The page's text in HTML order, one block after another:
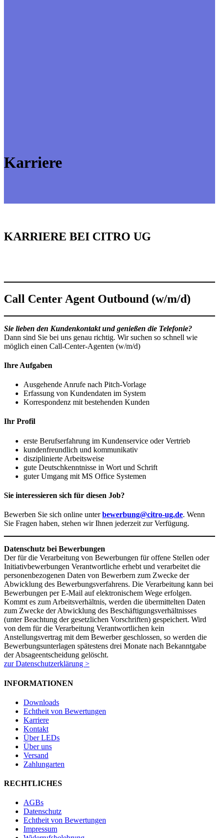
Karriere
KARRIERE BEI CITRO UG
Call Center Agent Outbound (w/m/d)
Sie lieben den Kundenkontakt und genießen die Telefonie?
Dann sind Sie bei uns genau richtig. Wir suchen so schnell wie
möglich einen Call-Center-Agenten (w/m/d)
Ihre Aufgaben
Ausgehende Anrufe nach Pitch-Vorlage
Erfassung von Kundendaten im System
Korrespondenz mit bestehenden Kunden
Ihr Profil
erste Berufserfahrung im Kundenservice oder Vertrieb
kundenfreundlich und kommunikativ
disziplinierte Arbeitsweise
gute Deutschkenntnisse in Wort und Schrift
guter Umgang mit MS Office Systemen
Sie interessieren sich für diesen Job?
Bewerben Sie sich online unterbewerbung@citro-ug.de. Wenn
Sie Fragen haben, stehen wir Ihnen jederzeit zur Verfügung.
Datenschutz bei Bewerbungen
Der für die Verarbeitung von Bewerbungen für offene Stellen oder
Initiativbewerbungen Verantwortliche erhebt und verarbeitet die
personenbezogenen Daten von Bewerbern zum Zwecke der
Abwicklung des Bewerbungsverfahrens. Die Verarbeitung kann bei
Bewerbungen per E-Mail auf elektronischem Wege erfolgen.
Kommt es zum Arbeitsverhältnis, werden die übermittelten Daten
zum Zwecke der Abwicklung des Beschäftigungsverhältnisses
(unter Beachtung der gesetzlichen Vorschriften) gespeichert. Wird
von dem für die Verarbeitung Verantwortlichen kein
Anstellungsvertrag mit dem Bewerber geschlossen, so werden die
Bewerbungsunterlagen spätestens drei Monate nach Bekanntgabe
der Absageentscheidung gelöscht.
zur Datenschutzerklärung >
INFORMATIONEN
Downloads
Echtheit von Bewertungen
Karriere
Kontakt
Über LEDs
Über uns
Versand
Zahlungarten
RECHTLICHES
AGBs
Datenschutz
Echtheit von Bewertungen
Impressum